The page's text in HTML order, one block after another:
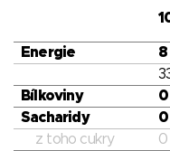
Energie 8
Bílkoviny
0
Sacharidy
0
z toho cukry
0